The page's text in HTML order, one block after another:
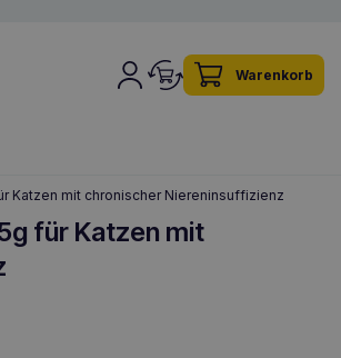
Warenkorb
Katzen mit chronischer Niereninsuffizienz
für Katzen mit